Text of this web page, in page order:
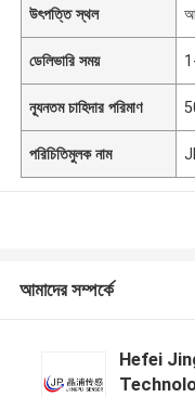
উৎপত্তি স্থল
ডেলিভারি সময়
ন্যূনতম চাহিদার পরিমাণ
পরিচিতিমুলক নাম
আমাদের সম্পর্কে
Hefei